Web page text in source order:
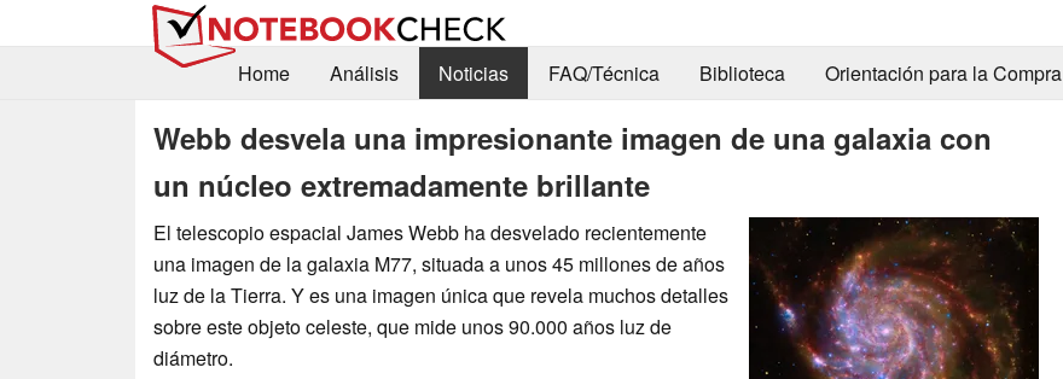
Home
Análisis Noticias FAQ/Técnica Biblioteca Orientación para la Compra
Webb desvela una impresionante imagen de una galaxia con
un núcleo extremadamente brillante
El telescopio espacial James Webb ha desvelado recientemente
una imagen de la galaxia M77, situada a unos 45 millones de años
luz de la Tierra. Y es una imagen única que revela muchos detalles
sobre este objeto celeste, que mide unos 90.000 años luz de
diámetro.